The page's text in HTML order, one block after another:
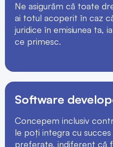
Ne asigurăm că toate
ai totul acoperit în caz
juridice în emisiunea ta,
ce primesc.
Software
Concepem inclusiv
le poți integra cu
preferate, indiferent că